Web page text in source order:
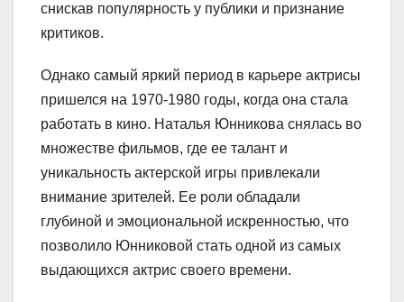
снискав популярность у публики и признание
критиков.
Однако самый яркий период в карьере актрисы
пришелся на 1970-1980 годы, когда она стала
работать в кино. Наталья Юнникова снялась во
множестве фильмов, где ее талант и
уникальность актерской игры привлекали
внимание зрителей. Ее роли обладали
глубиной и эмоциональной искренностью, что
позволило Юнниковой стать одной из самых
выдающихся актрис своего времени.